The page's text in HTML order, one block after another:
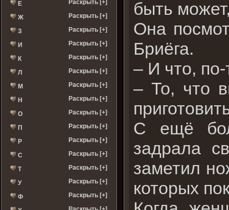
Е Раскрыть [+]
Ж Раскрыть [+]
З Раскрыть [+]
И Раскрыть [+]
К Раскрыть [+]
Л Раскрыть [+]
М Раскрыть [+]
Н Раскрыть [+]
О Раскрыть [+]
П Раскрыть [+]
Р Раскрыть [+]
С Раскрыть [+]
Т Раскрыть [+]
У Раскрыть [+]
Ф Раскрыть [+]
быть
Она
Бриёга.
– И что,
– То, что
С ещё
задрала
заметил
которых